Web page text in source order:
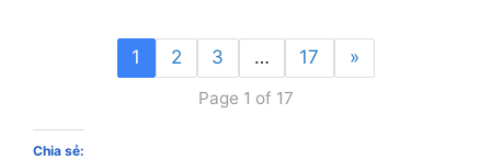
1 2 3 … 17 »
Page 1 of 17
Chia sẻ: